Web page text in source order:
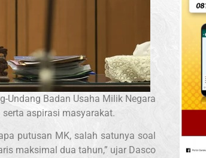
Undang Badan Usaha Milik Negara
aspirasi masyarakat.
putusan MK, salah satunya soal
maksimal dua tahun,” ujar Dasco